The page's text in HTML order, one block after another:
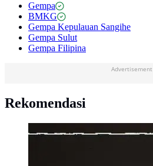
Gempa
BMKG
Gempa Kepulauan Sangihe
Gempa Sulut
Gempa Filipina
Advertisement
Rekomendasi